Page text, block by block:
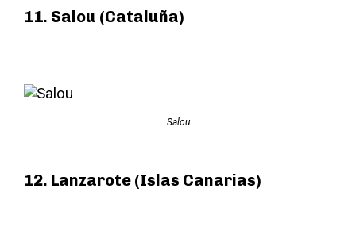
11. Salou (Cataluña)
Salou
12. Lanzarote (Islas Canarias)